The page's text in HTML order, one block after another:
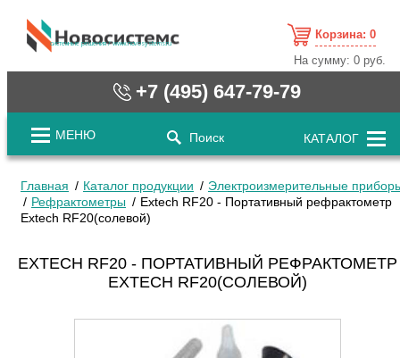
cистемные решения / www.novosystems.ru
Корзина: 0
На сумму:0 руб.
+7 (495) 647-79-79
МЕНЮ Поиск КАТАЛОГ
Главная Каталог продукции
Электроизмерительные
Рефрактометры
Extech RF20 - Портативный рефрактометр
Extech RF20(солевой)
EXTECH RF20 - ПОРТАТИВНЫЙ РЕФРАКТОМЕТР
EXTECH RF20(СОЛЕВОЙ)